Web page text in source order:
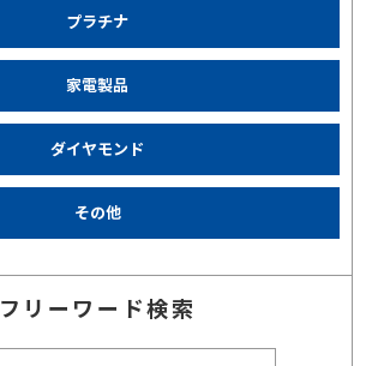
プラチナ
家電製品
ダイヤモンド
その他
フリーワード検索